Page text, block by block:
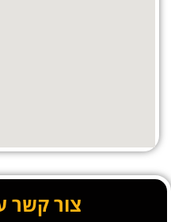
צור קשר